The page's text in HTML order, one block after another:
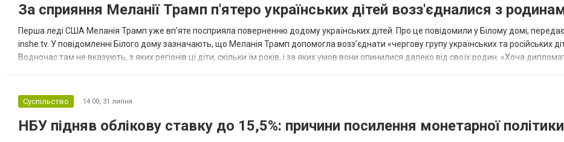
За сприяння Меланії Трамп п'ятеро українських дітей возз'єдналися з
Перша леді США Меланія Трамп уже впʼяте посприяла поверненню додому українських дітей. Про це повідомили у Білому домі, передає
inshe.tv. У повідомленні Білого дому зазначають, що Меланія Трамп допомогла возз’єднати «чергову групу українських та російських
Водночас там не вказують, з яких регіонів ці діти, скільки їм років, і за яких умов вони опинилися далеко від своїх родин. «Хоча
Суспільство 14:00, 31 липня
НБУ підняв облікову ставку до 15,5%: причини посилення монетарної політики